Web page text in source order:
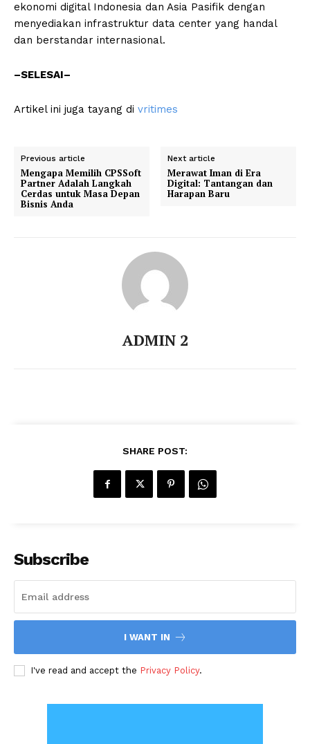
ekonomi digital Indonesia dan Asia Pasifik dengan
menyediakan infrastruktur data center yang handal
dan berstandar internasional.
–SELESAI–
Artikel ini juga tayang di vritimes
Previous article
Mengapa Memilih CPSSoft
Partner Adalah Langkah
Cerdas untuk Masa Depan
Bisnis Anda
Next article
Merawat Iman di Era
Digital: Tantangan dan
Harapan Baru
ADMIN 2
SHARE POST:
Subscribe
I WANT IN
I've read and accept the Privacy Policy.